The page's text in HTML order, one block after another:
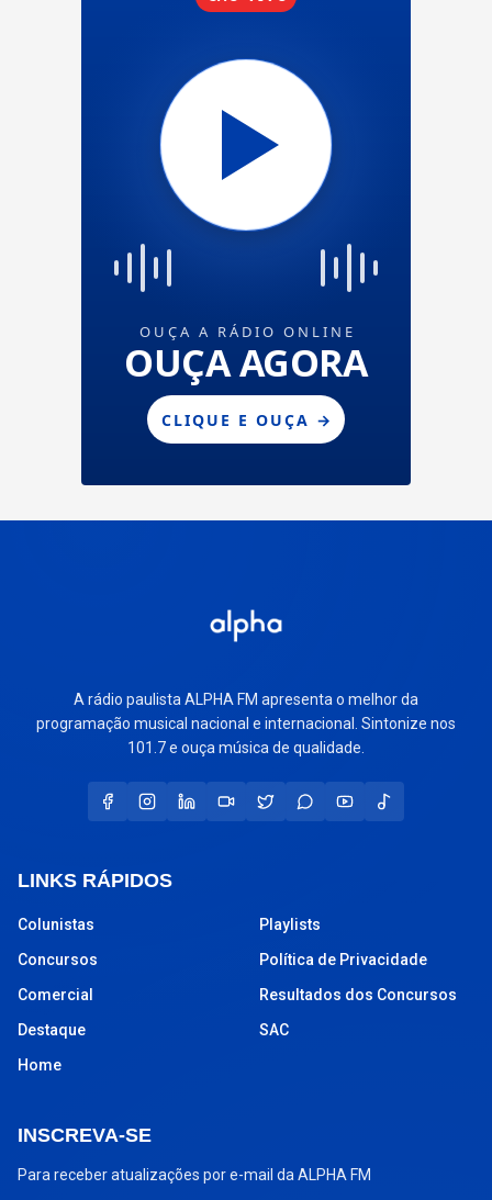
A rádio paulista ALPHA FM apresenta o melhor da
programação musical nacional e internacional. Sintonize nos
101.7 e ouça música de qualidade.
LINKS RÁPIDOS
Colunistas
Concursos
Comercial
Destaque
Home
Playlists
Política de Privacidade
Resultados dos Concursos
SAC
INSCREVA-SE
Para receber atualizações por e-mail da ALPHA FM